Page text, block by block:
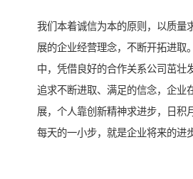
我们本着诚信为本的原则，以质量
展的企业经营理念，不断开拓进取
中，凭借良好的合作关系公司茁壮
追求不断进取、满足的信念，企业
展，个人靠创新精神求进步，日积
每天的一小步，就是企业将来的进